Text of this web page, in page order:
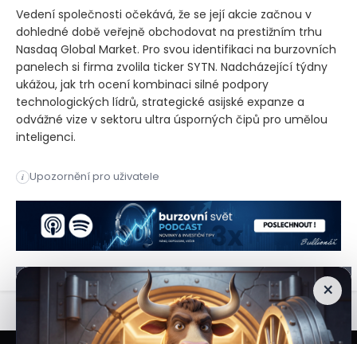
Vedení společnosti očekává, že se její akcie začnou v
dohledné době veřejně obchodovat na prestižním trhu
Nasdaq Global Market. Pro svou identifikaci na burzovních
panelech si firma zvolila ticker SYTN. Nadcházející týdny
ukážou, jak trh ocení kombinaci silné podpory
technologických lídrů, strategické asijské expanze a
odvážné vize v sektoru ultra úsporných čipů pro umělou
inteligenci.
i Upozornění pro uživatele
Kalifornský výrobce ultra úsporných AI čipů Syntiant
×